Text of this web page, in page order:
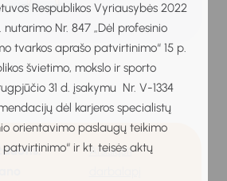
Respublikos Vyriausybės 2022
Nr. 847 „Dėl profesinio
tvarkos aprašo patvirtinimo“ 15 p.
švietimo, mokslo ir sporto
31 d. įsakymu Nr. V-1334
dėl karjeros specialistų
orientavimo paslaugų teikimo
ir kt. teisės aktų
Atsisiųsti